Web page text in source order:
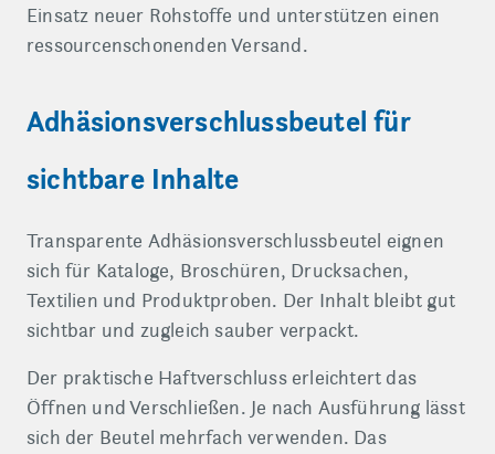
Einsatz neuer Rohstoffe und unterstützen einen
ressourcenschonenden Versand.
Adhäsionsverschlussbeutel für
sichtbare Inhalte
Transparente Adhäsionsverschlussbeutel eignen
sich für Kataloge, Broschüren, Drucksachen,
Textilien und Produktproben. Der Inhalt bleibt gut
sichtbar und zugleich sauber verpackt.
Der praktische Haftverschluss erleichtert das
Öffnen und Verschließen. Je nach Ausführung lässt
sich der Beutel mehrfach verwenden. Das